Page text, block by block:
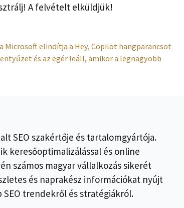
A felvételt elküldjük!
Microsoft elindítja a Hey, Copilot hangparancsot
és az egér leáll, amikor a legnagyobb
SEO szakértője és tartalomgyártója.
keresőoptimalizálással és online
számos magyar vállalkozás sikerét
és naprakész információkat nyújt
SEO trendekről és stratégiákról.